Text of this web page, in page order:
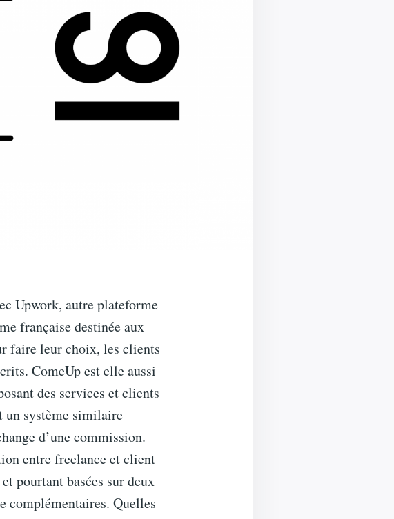
Upwork, autre plateforme
française destinée aux
faire leur choix, les clients
ComeUp est elle aussi
des services et clients
un système similaire
d’une commission.
entre freelance et client
pourtant basées sur deux
complémentaires. Quelles